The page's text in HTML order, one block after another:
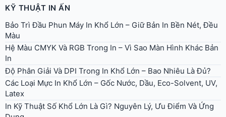
KỸ THUẬT IN ẤN
Bảo Trì Đầu Phun Máy In Khổ Lớn – Giữ Bản In Bền Nét, Đều
Màu
Hệ Màu CMYK Và RGB Trong In – Vì Sao Màn Hình Khác Bản
In
Độ Phân Giải Và DPI Trong In Khổ Lớn – Bao Nhiêu Là Đủ?
Các Loại Mực In Khổ Lớn – Gốc Nước, Dầu, Eco-Solvent, UV,
Latex
In Kỹ Thuật Số Khổ Lớn Là Gì? Nguyên Lý, Ưu Điểm Và Ứng